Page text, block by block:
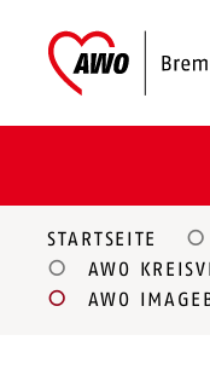
STARTSEITE
AWO
AWO